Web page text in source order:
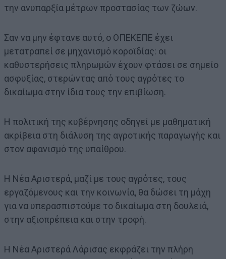
την ανυπαρξία μέτρων προστασίας των ζώων.
Σαν να μην έφτανε αυτό, ο ΟΠΕΚΕΠΕ έχει
μετατραπεί σε μηχανισμό κοροϊδίας: οι
καθυστερήσεις πληρωμών έχουν φτάσει σε σημείο
ασφυξίας, στερώντας από τους αγρότες το
δικαίωμα στην ίδια τους την επιβίωση.
Η πολιτική της κυβέρνησης οδηγεί με μαθηματική
ακρίβεια στη διάλυση της αγροτικής παραγωγής και
στον αφανισμό της υπαίθρου.
Η Νέα Αριστερά, μαζί με τους αγρότες, τους
εργαζόμενους και την κοινωνία, θα δώσει τη μάχη
για να υπερασπιστούμε το δικαίωμα στη δουλειά,
στην αξιοπρέπεια και στην τροφή.
Η Νέα Αριστερά Λάρισας εκφράζει την πλήρη